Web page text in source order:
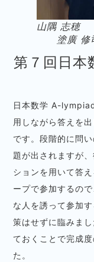
山隅 志
塗廣 修
第７回日
日本数学 A-
用しながら答えを
です。段階的に問
題が出されますが
ションを用いて答
ープで参加するの
な人を誘って参加
策はせずに臨みま
ておくことで完成
た。